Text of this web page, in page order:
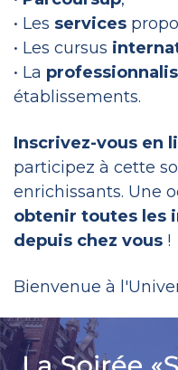
• Les services
• Les cursus
• La
établissements.
Inscrivez-vous en
participez à cette
enrichissants. Une
obtenir toutes les
depuis chez vous !
Bienvenue à